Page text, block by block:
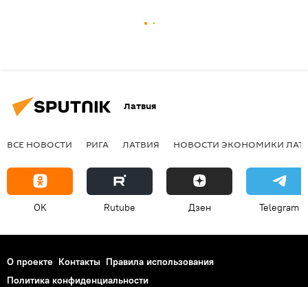
Латвия
ВСЕ НОВОСТИ РИГА ЛАТВИЯ НОВОСТИ ЭКОНОМИКИ
OK Rutube Дзен Telegram
О проекте Контакты Правила использования
Политика конфиденциальности